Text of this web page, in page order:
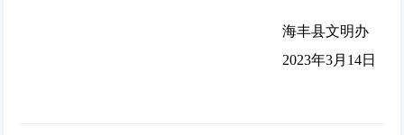
海丰县文明办
2023年3月14日